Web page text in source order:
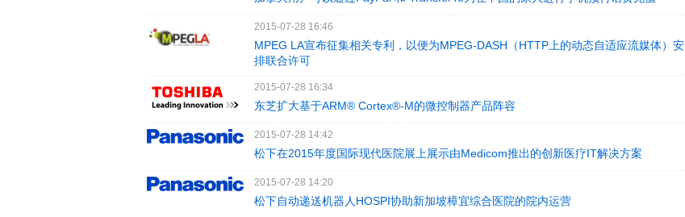
2015-07-28 16:46
MPEG LA宣布征集相关专利，以便为MPEG-DASH（HTTP上的动态自适应流媒体）安
排联合许可
2015-07-28 16:34
东芝扩大基于ARM® Cortex®-M的微控制器产品阵容
2015-07-28 14:42
松下在2015年度国际现代医院展上展示由Medicom推出的创新医疗IT解决方案
2015-07-28 14:20
松下自动递送机器人HOSPI协助新加坡樟宜综合医院的院内运营